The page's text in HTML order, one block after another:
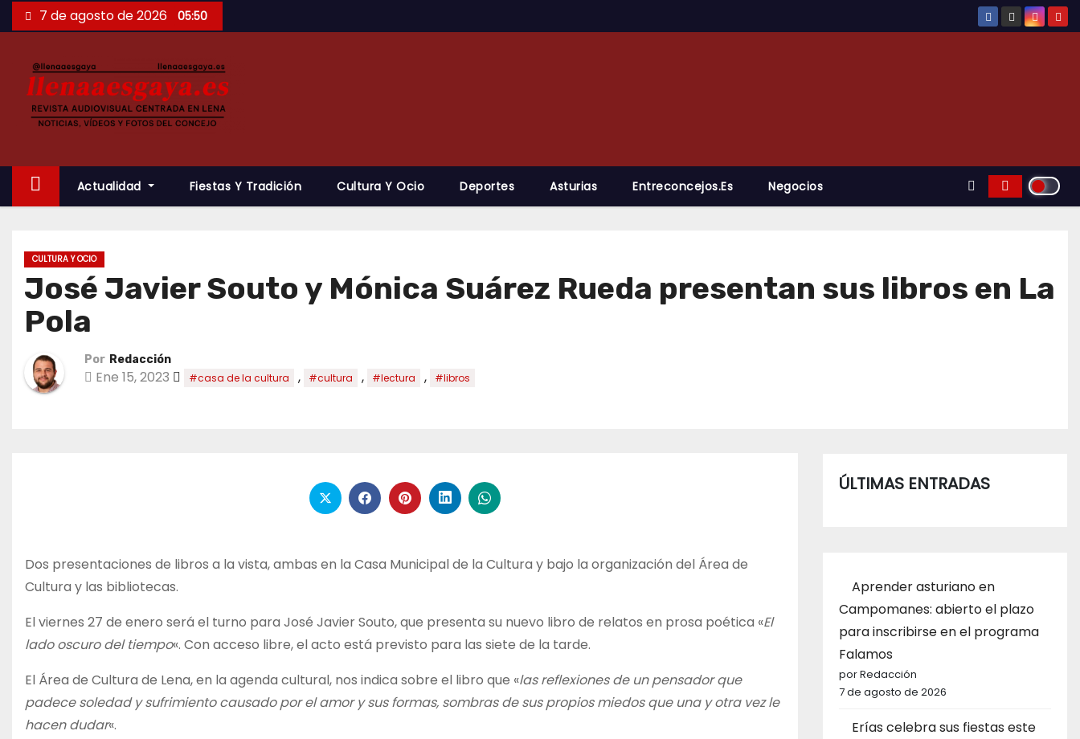
Saltar
al
7 de agosto de 2026 05:50
Actualidad Fiestas Y Tradición Cultura Y Ocio Deportes Asturias Entreconcejos.es Negocios
CULTURA Y OCIO
José Javier Souto y Mónica Suárez Rueda presentan sus libros en La
Pola
Por Redacción
Ene 15, 2023 #casa de la cultura , #cultura , #lectura , #libros
Dos presentaciones de libros a la vista, ambas en la Casa Municipal de la Cultura y bajo la organización del Área de
Cultura y las bibliotecas.
El viernes 27 de enero será el turno para José Javier Souto, que presenta su nuevo libro de relatos en prosa poética «El
lado oscuro del tiempo«. Con acceso libre, el acto está previsto para las siete de la tarde.
El Área de Cultura de Lena, en la agenda cultural, nos indica sobre el libro que «las reflexiones de un pensador que
padece soledad y sufrimiento causado por el amor y sus formas, sombras de sus propios miedos que una y otra vez le
hacen dudar«.
ÚLTIMAS ENTRADAS
Aprender asturiano en
Campomanes: abierto el plazo
para inscribirse en el programa
Falamos
por Redacción
7 de agosto de 2026
Erías celebra sus fiestas este